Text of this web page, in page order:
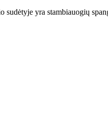
sudėtyje yra stambiauogių